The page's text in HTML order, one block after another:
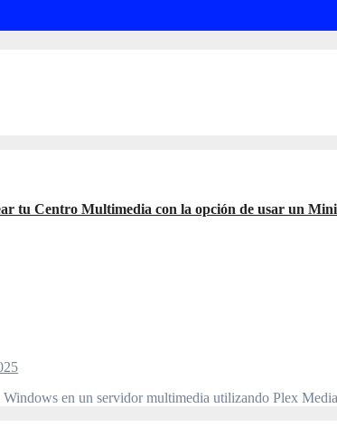
tu Centro Multimedia con la opción de usar un
Windows en un servidor multimedia utilizando Plex